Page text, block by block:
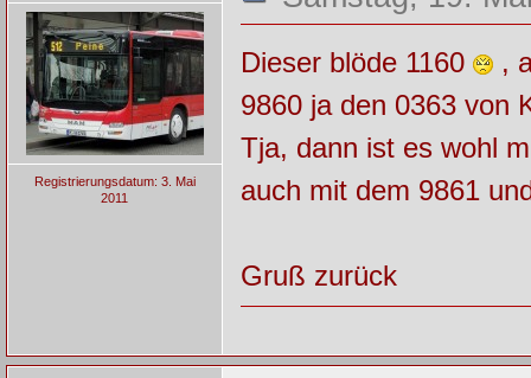
Registrierungsdatum: 3. Mai
2011
Dieser blöde 1160
,
9860 ja den 0363 von
Tja, dann ist es wohl
auch mit dem 9861
Gruß zurück